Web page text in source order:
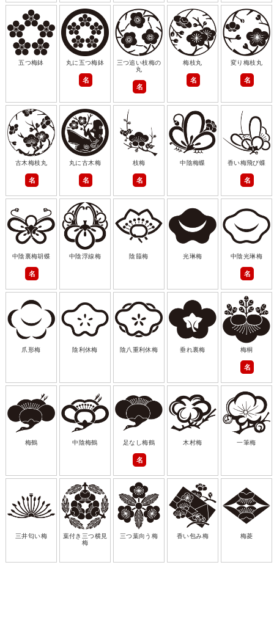
五つ梅鉢 丸に五つ梅鉢
名
三つ追い枝梅の
丸
名
梅枝丸
名
変り梅枝丸
名
古木梅枝丸
名
丸に古木梅
名
枝梅
名
中陰梅蝶 香い梅飛び蝶
名
中陰裏梅胡蝶
名
中陰浮線梅 陰箙梅 光琳梅 中陰光琳梅
名
爪形梅 陰利休梅 陰八重利休梅 垂れ裏梅 梅桐
名
梅鶴 中陰梅鶴 足なし梅鶴
名
木村梅 一筆梅
三井匂い梅
葉付き三つ横見
梅
三つ葉向う梅 香い包み梅 梅菱